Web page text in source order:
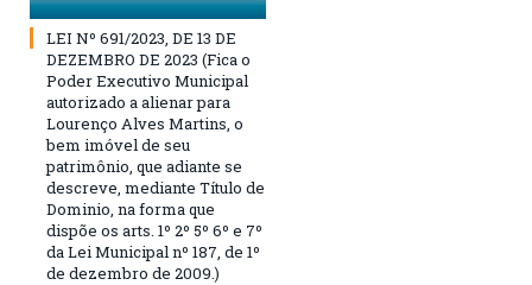
LEI Nº 691/2023, DE 13 DE
DEZEMBRO DE 2023 (Fica o
Poder Executivo Municipal
autorizado a alienar para
Lourenço Alves Martins, o
bem imóvel de seu
patrimônio, que adiante se
descreve, mediante Título de
Dominio, na forma que
dispõe os arts. 1º 2º 5º 6º e 7º
da Lei Municipal nº 187, de 1º
de dezembro de 2009.)